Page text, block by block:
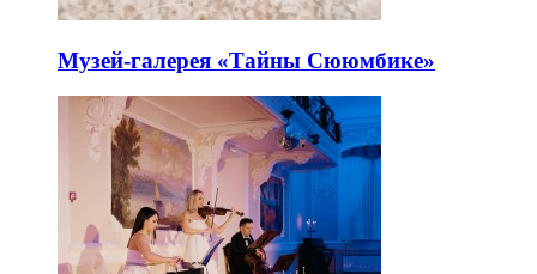
Музей-галерея «Тайны Сююмбике»